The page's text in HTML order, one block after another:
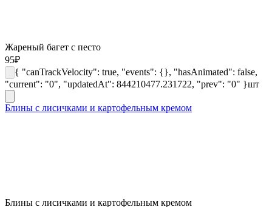
Жареный багет с песто
95₽
{ "canTrackVelocity": true, "events": {}, "hasAnimated": false,
"current": "0", "updatedAt": 844210477.231722, "prev": "0" }шт
Блины с лисичками и картофельным кремом
Блины с лисичками и картофельным кремом